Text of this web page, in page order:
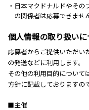
・日本マクドナルドやそ
の関係者は応募できません
個人情報の取り扱い
応募者からご提供いただい
の発送などに利用します。
その他の利用目的について
方針に記載しておりますので
■主催